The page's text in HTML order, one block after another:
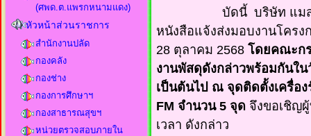
บัดนี้ บริษัท แมส คอร์
หนังสือแจ้งส่งมอบงานโครง
28 ตุลาคม 2568 โดยคณะก
งานพัสดุดังกล่าวพร้อมกันใน
เป็นต้นไป ณ จุดติดตั้งเครื่อ
FM จำนวน 5 จุด จึงขอเชิญ
เวลา ดังกล่าว
(ศพด.ต.แพรกหนามแดง)
หัวหน้าส่วนราชการ
สำนักงานปลัด
กองคลัง
กองช่าง
กองการศึกษาฯ
กองสาธารณสุขฯ
หน่วยตรวจสอบภายใน